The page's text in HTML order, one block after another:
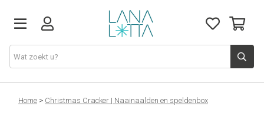
Stoffen
Home > Christmas Cracker | Naainaalden en speldenbox